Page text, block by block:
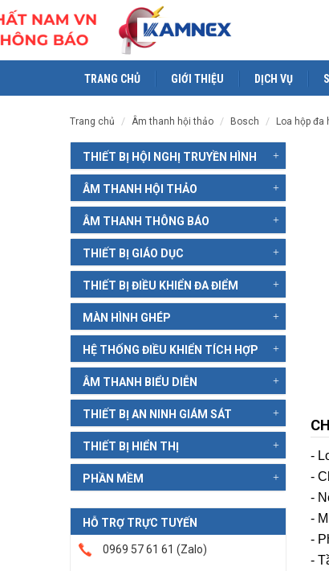
TRANG CHỦ GIỚI THIỆU DỊCH VỤ
trang chủ âm thanh hội thảo bosch loa hộp đa
THIẾT BỊ HỘI NGHỊ TRUYỀN HÌNH
ÂM THANH HỘI THẢO
ÂM THANH THÔNG BÁO
THIẾT BỊ GIÁO DỤC
THIẾT BỊ ĐIỀU KHIỂN ĐA ĐIỂM
MÀN HÌNH GHÉP
HỆ THỐNG ĐIỀU KHIỂN TÍCH HỢP
ÂM THANH BIỂU DIỄN
THIẾT BỊ AN NINH GIÁM SÁT
THIẾT BỊ HIỂN THỊ
PHẦN MỀM
HỖ TRỢ TRỰC TUYẾN
0969 57 61 61 (Zalo)
-
-
-
-
-
-